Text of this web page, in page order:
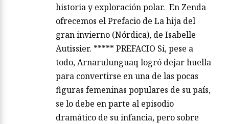
historia y exploración polar. En Zenda
ofrecemos el Prefacio de La hija del
gran invierno (Nórdica), de Isabelle
Autissier. ***** PREFACIO Si, pese a
todo, Arnarulunguaq logró dejar huella
para convertirse en una de las pocas
figuras femeninas populares de su país,
se lo debe en parte al episodio
dramático de su infancia, pero sobre